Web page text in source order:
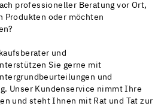
professioneller Beratung vor Ort,
Produkten oder möchten
und
Sie gerne mit
und
Unser Kundenservice nimmt Ihre
und steht Ihnen mit Rat und Tat zur